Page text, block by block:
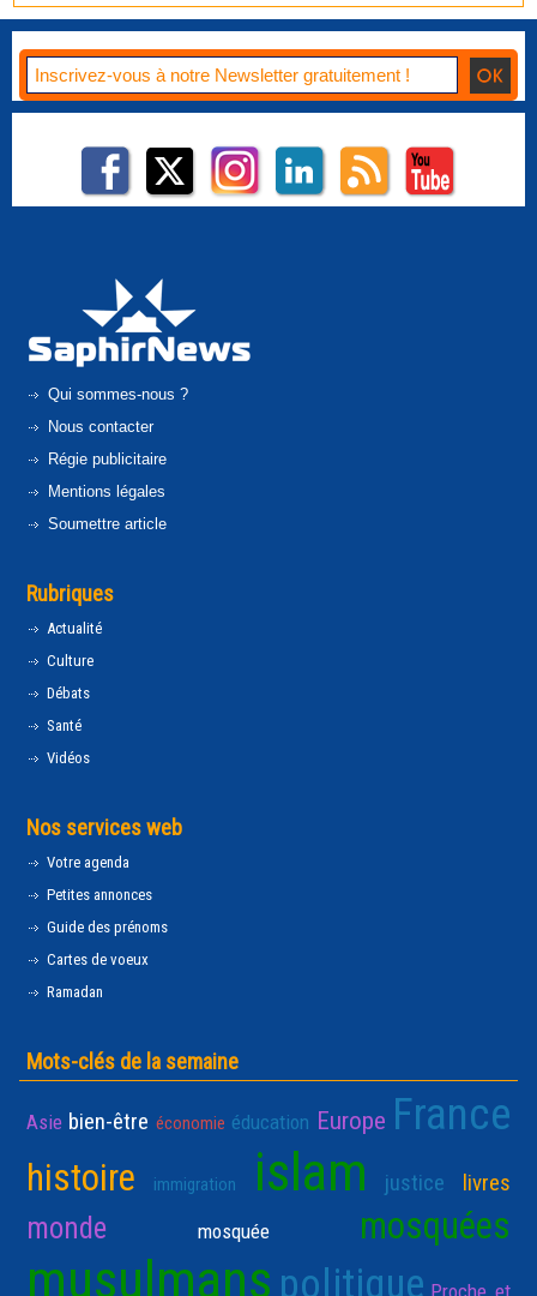
Qui sommes-nous ?
Nous contacter
Régie publicitaire
Mentions légales
Soumettre article
Rubriques
Actualité
Culture
Débats
Santé
Vidéos
Nos services web
Votre agenda
Petites annonces
Guide des prénoms
Cartes de voeux
Ramadan
Mots-clés de la semaine
Asie bien-être économie éducation Europe France
histoire immigration islam justice livres
monde mosquée mosquées
musulmans politique Proche et